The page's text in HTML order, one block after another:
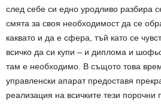
след себе си едно уродливо разбира
смята за своя необходимост да се
каквато и да е сфера, тъй като се
всичко да си купи – и диплома и
там е необходимо. В същото това
управленски апарат предоставя
реализация на всичките тези порочни